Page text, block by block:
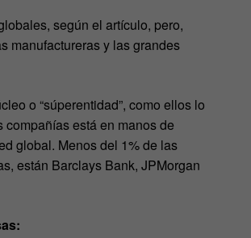
según el artículo, pero,
manufactureras y las grandes
o “súperentidad”, como ellos lo
está en manos de
global. Menos del 1% de las
están Barclays Bank, JPMorgan